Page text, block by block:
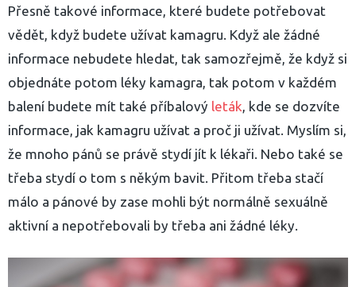
Přesně takové informace, které budete potřebovat
vědět, když budete užívat kamagru. Když ale žádné
informace nebudete hledat, tak samozřejmě, že když si
objednáte potom léky kamagra, tak potom v každém
balení budete mít také příbalový leták, kde se dozvíte
informace, jak kamagru užívat a proč ji užívat. Myslím si,
že mnoho pánů se právě stydí jít k lékaři. Nebo také se
třeba stydí o tom s někým bavit. Přitom třeba stačí
málo a pánové by zase mohli být normálně sexuálně
aktivní a nepotřebovali by třeba ani žádné léky.